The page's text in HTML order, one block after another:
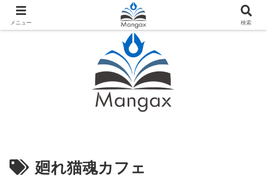
人気おすすめ漫画紹介ならMangax（マンガックス）
廻れ猫魂カフェ
メニュー 検索